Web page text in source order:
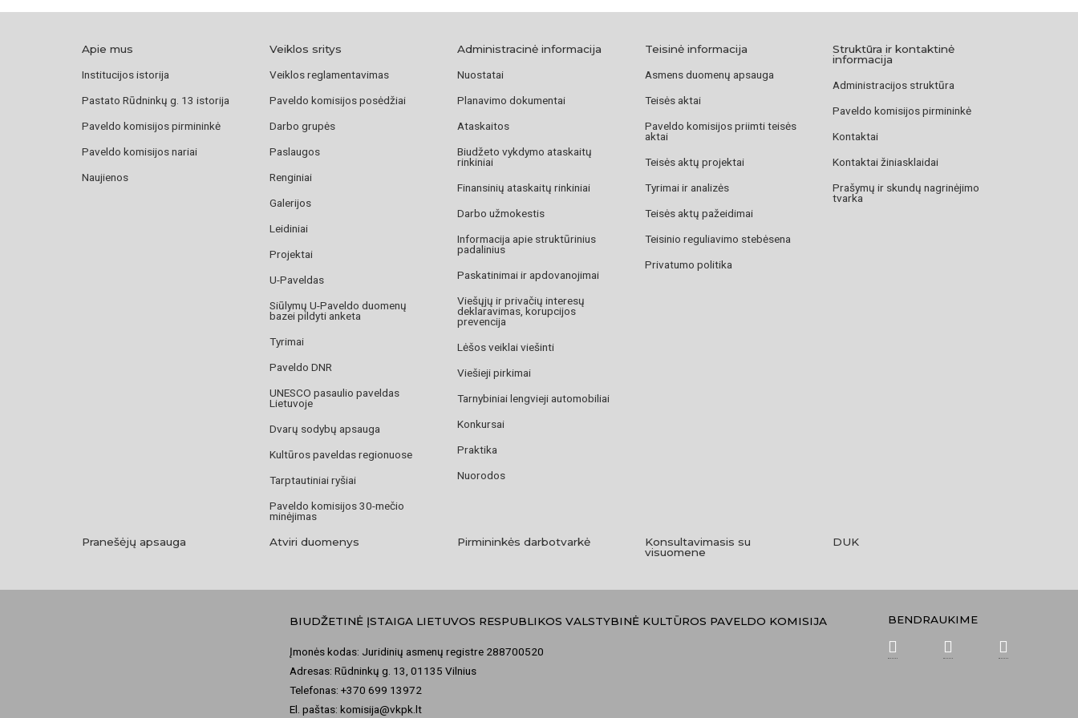
Apie mus
Institucijos istorija
Pastato Rūdninkų g. 13 istorija
Paveldo komisijos pirmininkė
Paveldo komisijos nariai
Naujienos
Veiklos sritys
Veiklos reglamentavimas
Paveldo komisijos posėdžiai
Darbo grupės
Paslaugos
Renginiai
Galerijos
Leidiniai
Projektai
U-Paveldas
Siūlymų U-Paveldo duomenų
bazei pildyti anketa
Tyrimai
Paveldo DNR
UNESCO pasaulio paveldas
Lietuvoje
Dvarų sodybų apsauga
Kultūros paveldas regionuose
Tarptautiniai ryšiai
Paveldo komisijos 30-mečio
minėjimas
Administracinė informacija
Nuostatai
Planavimo dokumentai
Ataskaitos
Biudžeto vykdymo ataskaitų
rinkiniai
Finansinių ataskaitų rinkiniai
Darbo užmokestis
Informacija apie struktūrinius
padalinius
Paskatinimai ir apdovanojimai
Viešųjų ir privačių interesų
deklaravimas, korupcijos
prevencija
Lėšos veiklai viešinti
Viešieji pirkimai
Tarnybiniai lengvieji automobiliai
Konkursai
Praktika
Nuorodos
Teisinė informacija
Asmens duomenų apsauga
Teisės aktai
Paveldo komisijos priimti teisės
aktai
Teisės aktų projektai
Tyrimai ir analizės
Teisės aktų pažeidimai
Teisinio reguliavimo stebėsena
Privatumo politika
Struktūra ir kontaktinė
informacija
Administracijos struktūra
Paveldo komisijos pirmininkė
Kontaktai
Kontaktai žiniasklaidai
Prašymų ir skundų nagrinėjimo
tvarka
Pranešėjų apsauga Atviri duomenys Pirmininkės darbotvarkė
Konsultavimasis su
visuomene
DUK
BIUDŽETINĖ ĮSTAIGA LIETUVOS RESPUBLIKOS VALSTYBINĖ KULTŪROS PAVELDO KOMISIJA
Įmonės kodas: Juridinių asmenų registre 288700520
Adresas: Rūdninkų g. 13, 01135 Vilnius
Telefonas: +370 699 13972
El. paštas: komisija@vkpk.lt
BENDRAUKIME